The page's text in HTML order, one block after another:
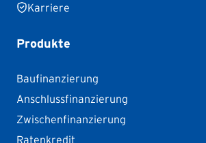
Karriere
Produkte
Baufinanzierung
Anschlussfinanzierung
Zwischenfinanzierung
Ratenkredit